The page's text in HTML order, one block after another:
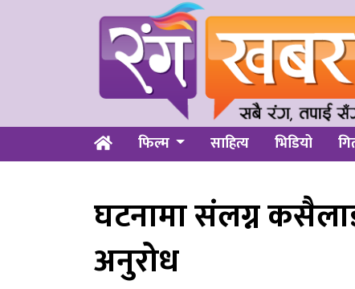
फिल्म साहित्य भिडियो
घटनामा संलग्न
अनुरोध